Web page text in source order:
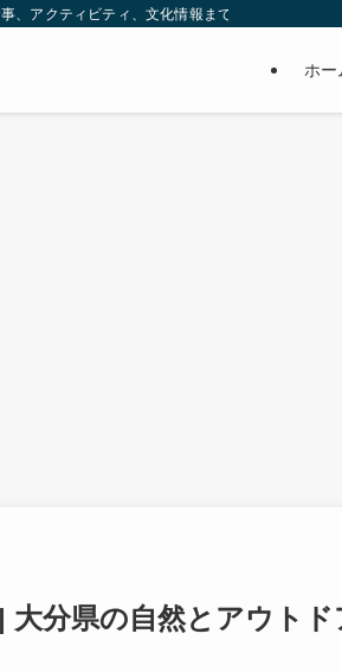
アクティビティ、文化情報まで、九州をもっと
ホー
大分県の自然とアウトド